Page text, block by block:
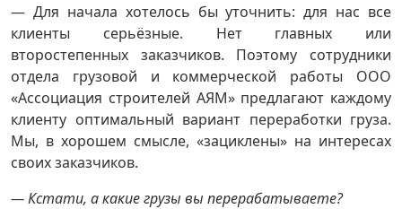
— Для начала хотелось бы уточнить: для нас все
клиенты серьёзные. Нет главных или
второстепенных заказчиков. Поэтому сотрудники
отдела грузовой и коммерческой работы ООО
«Ассоциация строителей АЯМ» предлагают каждому
клиенту оптимальный вариант переработки груза.
Мы, в хорошем смысле, «зациклены» на интересах
своих заказчиков.
— Кстати, а какие грузы вы перерабатываете?